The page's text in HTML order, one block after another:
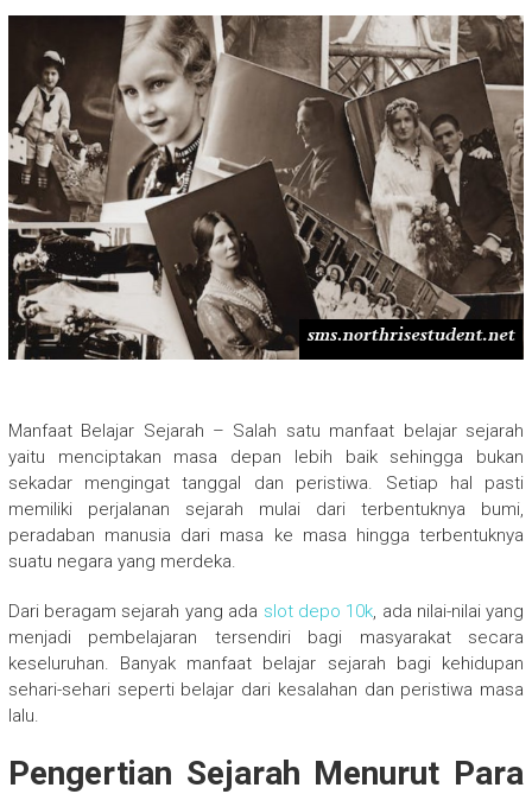
Manfaat Belajar Sejarah – Salah satu manfaat belajar sejarah
yaitu menciptakan masa depan lebih baik sehingga bukan
sekadar mengingat tanggal dan peristiwa. Setiap hal pasti
memiliki perjalanan sejarah mulai dari terbentuknya bumi,
peradaban manusia dari masa ke masa hingga terbentuknya
suatu negara yang merdeka.
Dari beragam sejarah yang ada slot depo 10k, ada nilai-nilai yang
menjadi pembelajaran tersendiri bagi masyarakat secara
keseluruhan. Banyak manfaat belajar sejarah bagi kehidupan
sehari-sehari seperti belajar dari kesalahan dan peristiwa masa
lalu.
Pengertian Sejarah Menurut Para